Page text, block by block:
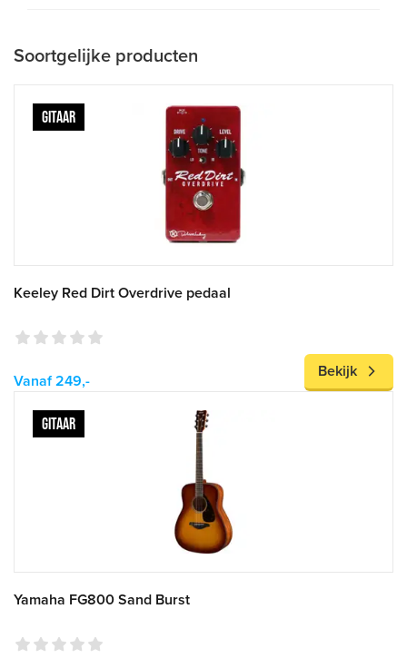
Soortgelijke producten
GITAAR
Keeley Red Dirt Overdrive pedaal
Vanaf 249,-
Bekijk
GITAAR
Yamaha FG800 Sand Burst